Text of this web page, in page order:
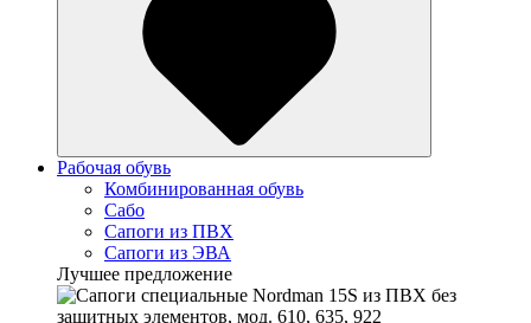
Рабочая обувь
Комбинированная обувь
Сабо
Сапоги из ПВХ
Сапоги из ЭВА
Лучшее предложение